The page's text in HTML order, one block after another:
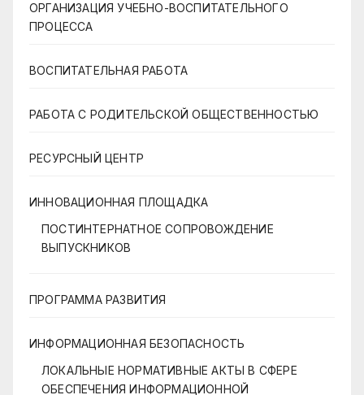
ОРГАНИЗАЦИЯ УЧЕБНО-ВОСПИТАТЕЛЬНОГО
ПРОЦЕССА
ВОСПИТАТЕЛЬНАЯ РАБОТА
РАБОТА С РОДИТЕЛЬСКОЙ ОБЩЕСТВЕННОСТЬЮ
РЕСУРСНЫЙ ЦЕНТР
ИННОВАЦИОННАЯ ПЛОЩАДКА
ПОСТИНТЕРНАТНОЕ СОПРОВОЖДЕНИЕ
ВЫПУСКНИКОВ
ПРОГРАММА РАЗВИТИЯ
ИНФОРМАЦИОННАЯ БЕЗОПАСНОСТЬ
ЛОКАЛЬНЫЕ НОРМАТИВНЫЕ АКТЫ В СФЕРЕ
ОБЕСПЕЧЕНИЯ ИНФОРМАЦИОННОЙ